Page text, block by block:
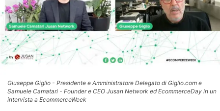
Giuseppe Giglio - Presidente e Amministratore Delegato di Giglio.com e
Samuele Camatari - Founder e CEO Jusan Network ed EcommerceDay in un
intervista a EcommerceWeek